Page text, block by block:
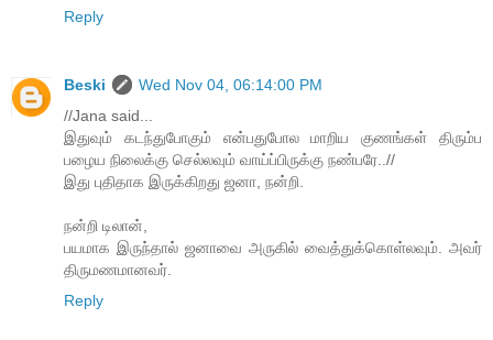
Reply
Beski
Wed Nov 04, 06:14:00 PM
//Jana said...
இதுவும் கடந்துபோகும் என்பதுபோல மாறிய குணங்கள் திரும்ப
பழைய நிலைக்கு செல்லவும் வாய்ப்பிருக்கு நண்பரே..//
இது புதிதாக இருக்கிறது ஜனா, நன்றி.
நன்றி டிலான்,
பயமாக இருந்தால் ஜனாவை அருகில் வைத்துக்கொள்லவும். அவர்
திருமணமானவர்.
Reply